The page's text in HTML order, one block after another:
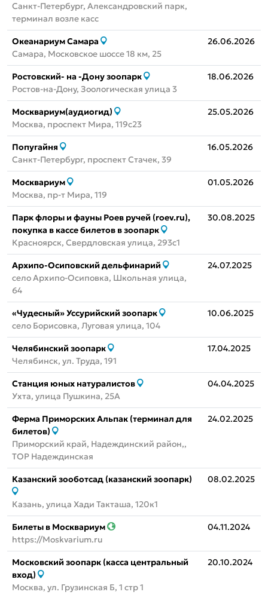
Санкт-Петербург, Александровский парк,
терминал возле касс
Океанариум Самара
Самара, Московское шоссе 18 км, 25
26.06.2026
Ростовский- на -Дону зоопарк
Ростов-на-Дону, Зоологическая улица 3
18.06.2026
Москвариум(аудиогид)
Москва, проспект Мира, 119с23
25.05.2026
Попугайня
Санкт-Петербург, проспект Стачек, 39
16.05.2026
Москвариум
Москва, пр-т Мира, 119
01.05.2026
Парк флоры и фауны Роев ручей (roev.ru),
покупка в кассе билетов в зоопарк
Красноярск, Свердловская улица, 293с1
30.08.2025
Архипо-Осиповский дельфинарий
село Архипо-Осиповка, Школьная улица,
64
24.07.2025
«Чудесный» ​Уссурийский зоопарк
село Борисовка, Луговая улица, 104
10.06.2025
Челябинский зоопарк
Челябинск, ул. Труда, 191
17.04.2025
Станция юных натуралистов
Ухта, улица Пушкина, 25А
04.04.2025
Ферма Приморских Альпак (терминал для
билетов)
Приморский край, Надеждинский район,,
ТОР Надеждинская
24.02.2025
Казанский зооботсад (казанский зоопарк)
Казань, улица Хади Такташа, 120к1
08.02.2025
Билеты в Москвариум
https://Moskvarium.ru
04.11.2024
Московский зоопарк (касса центральный
вход)
Москва, ул. Грузинская Б, 1 стр 1
20.10.2024